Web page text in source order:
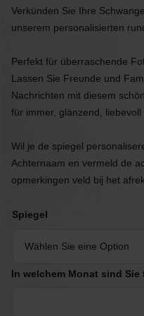
Verkünden Sie Ihre
unserem personalisierten
Perfekt für überraschende
Lassen Sie Freunde und
Nachrichten mit diesem
für immer, glänzend,
Wil je de spiegel
Achternaam en vermeld de
opmerkingen veld bij het
Spiegel
In welchem Monat sind Sie